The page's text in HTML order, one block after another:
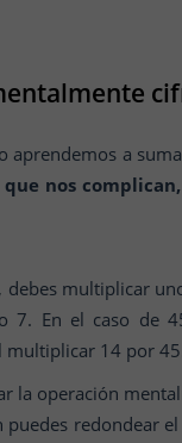
aprendemos a
nos complican,
debes multiplicar
En el caso de
multiplicar 14 por
la operación
redondear